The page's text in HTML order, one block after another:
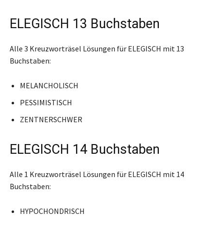
ELEGISCH 13 Buchstaben
Alle 3 Kreuzworträsel Lösungen für ELEGISCH mit 13
Buchstaben:
MELANCHOLISCH
PESSIMISTISCH
ZENTNERSCHWER
ELEGISCH 14 Buchstaben
Alle 1 Kreuzworträsel Lösungen für ELEGISCH mit 14
Buchstaben:
HYPOCHONDRISCH